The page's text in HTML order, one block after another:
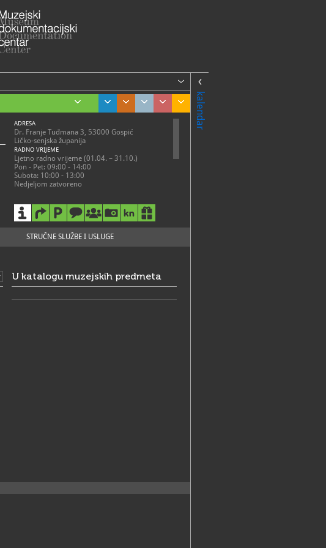
kalendar
ADRESA
Dr. Franje Tuđmana 3, 53000 Gospić
Ličko-senjska županija
RADNO VRIJEME
Ljetno radno vrijeme (01.04. – 31.10.)
Pon - Pet: 09:00 - 14:00
Subota: 10:00 - 13:00
Nedjeljom zatvoreno
01.11. – 31.03.
Pon - Pet: 09:00 - 14:00
Subotom prema najavi
https://muzejlike.hr/
STRUČNE SLUŽBE I USLUGE
U katalogu muzejskih predmeta